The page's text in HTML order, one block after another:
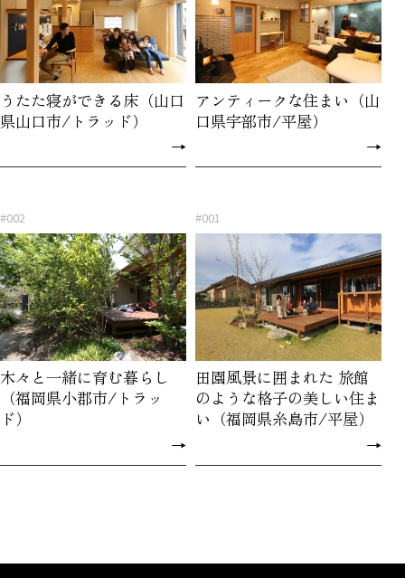
うたた寝ができる床（山口
県山口市/トラッド）
→
アンティークな住まい（山
口県宇部市/平屋）
→
#002
木々と一緒に育む暮らし
（福岡県小郡市/トラッ
ド）
→
#001
田園風景に囲まれた 旅館
のような格子の美しい住ま
い（福岡県糸島市/平屋）
→